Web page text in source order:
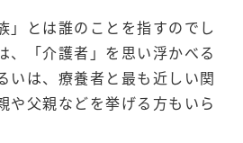
」とは誰のことを指すのでし
「介護者」を思い浮かべる
いは、療養者と最も近しい関
や父親などを挙げる方もいら